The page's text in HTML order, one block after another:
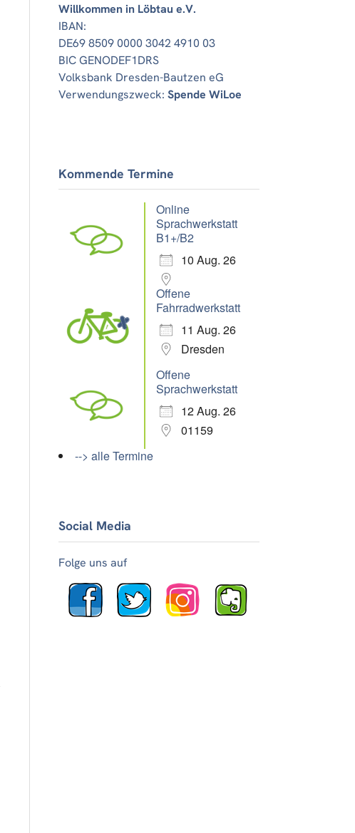
Willkommen in Löbtau e.V.
IBAN:
DE69 8509 0000 3042 4910 03
BIC GENODEF1DRS
Volksbank Dresden-Bautzen eG
Verwendungszweck:Spende WiLoe
Kommende Termine
Online
Sprachwerkstatt
B1+/B2
10 Aug. 26
Offene
Fahrradwerkstatt
11 Aug. 26
Dresden
Offene
Sprachwerkstatt
12 Aug. 26
01159
--> alle Termine
Social Media
Folge uns auf